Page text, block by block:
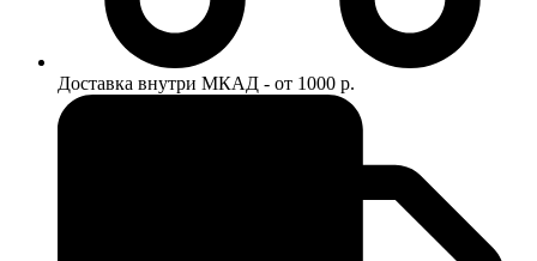
Доставка внутри МКАД - от 1000 р.